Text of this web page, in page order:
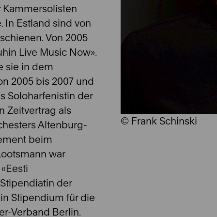
Estland sind von
Von 2005
Live Music Now».
sie in dem
2005 bis 2007 und
Soloharfenistin der
Zeitvertrag als
Altenburg-
beim
war
der
Stipendium für die
Verband Berlin.
© Frank Schinski